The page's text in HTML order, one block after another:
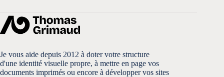
Je vous aide depuis 2012 à doter votre structure
d'une identité visuelle propre, à mettre en page vos
documents imprimés ou encore à développer vos sites